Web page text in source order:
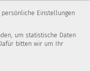
Einstellungen
um statistische Daten
bitten wir um Ihr